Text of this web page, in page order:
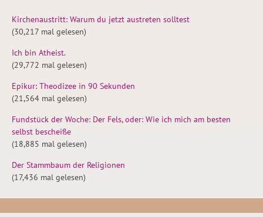
Kirchenaustritt: Warum du jetzt austreten solltest
(30,217 mal gelesen)
Ich bin Atheist.
(29,772 mal gelesen)
Epikur: Theodizee in 90 Sekunden
(21,564 mal gelesen)
Fundstück der Woche: Der Fels, oder: Wie ich mich am besten
selbst bescheiße
(18,885 mal gelesen)
Der Stammbaum der Religionen
(17,436 mal gelesen)